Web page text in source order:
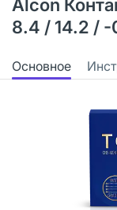
Alcon
8.4 / 14.2 / -
Основное